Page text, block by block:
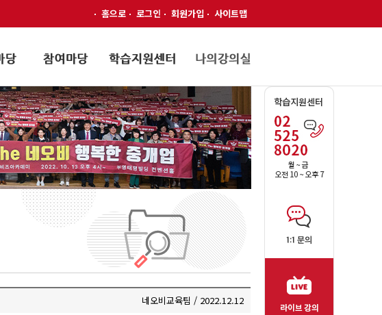
홈으로 로그인 회원가입 사이트맵
네오비교육팀 / 2022.12.12